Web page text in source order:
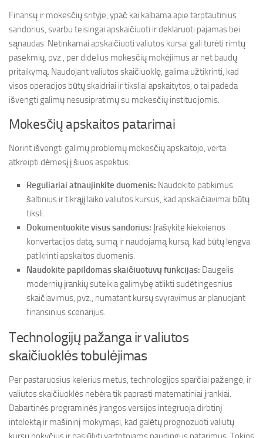
Finansų ir mokesčių srityje, ypač kai kalbama apie tarptautinius
sandorius, svarbu teisingai apskaičiuoti ir deklaruoti pajamas bei
sąnaudas. Netinkamai apskaičiuoti valiutos kursai gali turėti rimtų
pasekmių, pvz., per didelius mokesčių mokėjimus ar net baudų
pritaikymą. Naudojant valiutos skaičiuoklę, galima užtikrinti, kad
visos operacijos būtų skaidriai ir tiksliai apskaitytos, o tai padeda
išvengti galimų nesusipratimų su mokesčių institucijomis.
Mokesčių apskaitos patarimai
Norint išvengti galimų problemų mokesčių apskaitoje, verta
atkreipti dėmesį į šiuos aspektus:
Reguliariai atnaujinkite duomenis: Naudokite patikimus
šaltinius ir tikrąjį laiko valiutos kursus, kad apskaičiavimai būtų
tiksli.
Dokumentuokite visus sandorius: Įrašykite kiekvienos
konvertacijos datą, sumą ir naudojamą kursą, kad būtų lengva
patikrinti apskaitos duomenis.
Naudokite papildomas skaičiuotuvų funkcijas: Daugelis
modernių įrankių suteikia galimybę atlikti sudėtingesnius
skaičiavimus, pvz., numatant kursų svyravimus ar planuojant
finansinius scenarijus.
Technologijų pažanga ir valiutos
skaičiuoklės tobulėjimas
Per pastaruosius kelerius metus, technologijos sparčiai pažengė, ir
valiutos skaičiuoklės nebėra tik paprasti matematiniai įrankiai.
Dabartinės programinės įrangos versijos integruoja dirbtinį
intelektą ir mašininį mokymąsi, kad galėtų prognozuoti valiutų